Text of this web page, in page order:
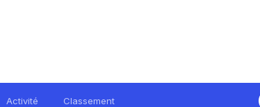
Activité Classement